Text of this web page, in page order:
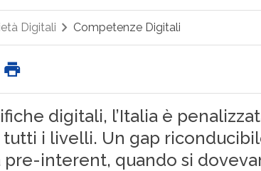
Digitali Competenze Digitali
digitali, l’Italia è
i livelli. Un gap
pre-interent, quando si